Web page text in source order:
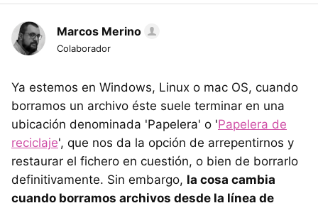
Marcos Merino
Colaborador
Ya estemos en Windows, Linux o mac OS, cuando
borramos un archivo éste suele terminar en una
ubicación denominada 'Papelera' o 'Papelera de
reciclaje', que nos da la opción de arrepentirnos y
restaurar el fichero en cuestión, o bien de borrarlo
definitivamente. Sin embargo, la cosa cambia
cuando borramos archivos desde la línea de